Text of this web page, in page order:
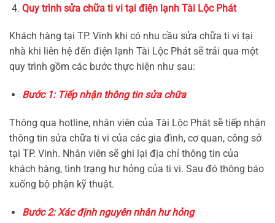
Quy trình sửa chữa ti vi tại điện lạnh Tài Lộc Phát
Khách hàng tại TP. Vinh khi có nhu cầu sửa chữa ti vi tại
nhà khi liên hệ đến điện lạnh Tài Lộc Phát sẽ trải qua một
quy trình gồm các bước thực hiện như sau:
Bước 1: Tiếp nhận thông tin sửa chữa
Thông qua hotline, nhân viên của Tài Lộc Phát sẽ tiếp nhận
thông tin sửa chữa ti vi của các gia đình, cơ quan, công sở
tại TP. Vinh. Nhân viên sẽ ghi lại địa chỉ thông tin của
khách hàng, tình trạng hư hỏng của ti vi. Sau đó thông báo
xuống bộ phận kỹ thuật.
Bước 2: Xác định nguyên nhân hư hỏng